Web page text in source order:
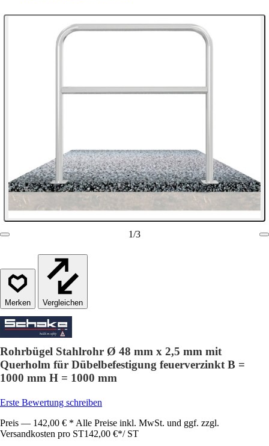
1/3
Vergleichen
Rohrbügel Stahlrohr Ø 48 mm x 2,5 mm mit
Querholm für Dübelbefestigung feuerverzinkt B =
1000 mm H = 1000 mm
Erste Bewertung schreiben
Preis — 142,00 € * Alle Preise inkl. MwSt. und ggf. zzgl.
Versandkosten pro ST142,00 €*/ ST